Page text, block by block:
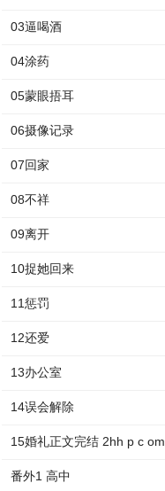
03逼喝酒
04涂药
05蒙眼捂耳
06摄像记录
07回家
08不祥
09离开
10捉她回来
11惩罚
12还爱
13办公室
14误会解除
15婚礼正文完结 2hh p c om
番外1 高中